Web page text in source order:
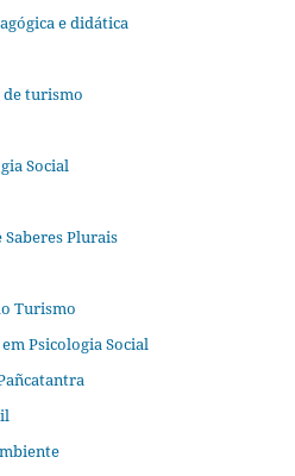
e didática
de turismo
Social
Saberes Plurais
Turismo
Psicologia Social